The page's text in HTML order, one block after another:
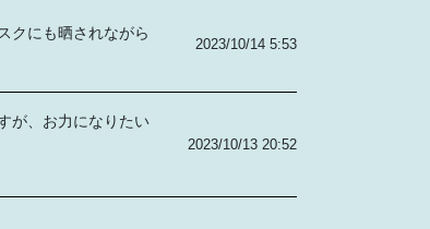
クにも晒されながら
2023/10/14 5:53
が、お力になりたい
2023/10/13 20:52